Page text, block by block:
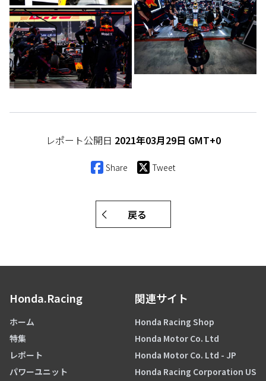
レポート公開日 2021年03月29日 GMT+0
Share Tweet
戻る
Honda.Racing
ホーム
特集
レポート
パワーユニット
関連サイト
Honda Racing Shop
Honda Motor Co. Ltd
Honda Motor Co. Ltd - JP
Honda Racing Corporation US